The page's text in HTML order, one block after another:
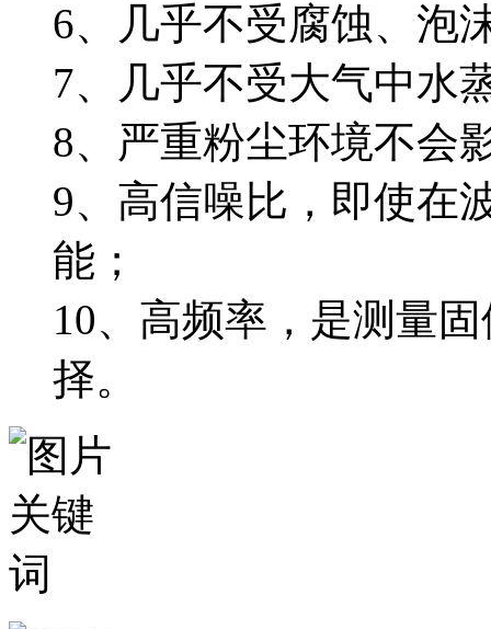
6、几乎不受腐蚀、泡
7、几乎不受大气中水
8、严重粉尘环境不会
9、高信噪比，即使在
能；
10、高频率，是测量
择。